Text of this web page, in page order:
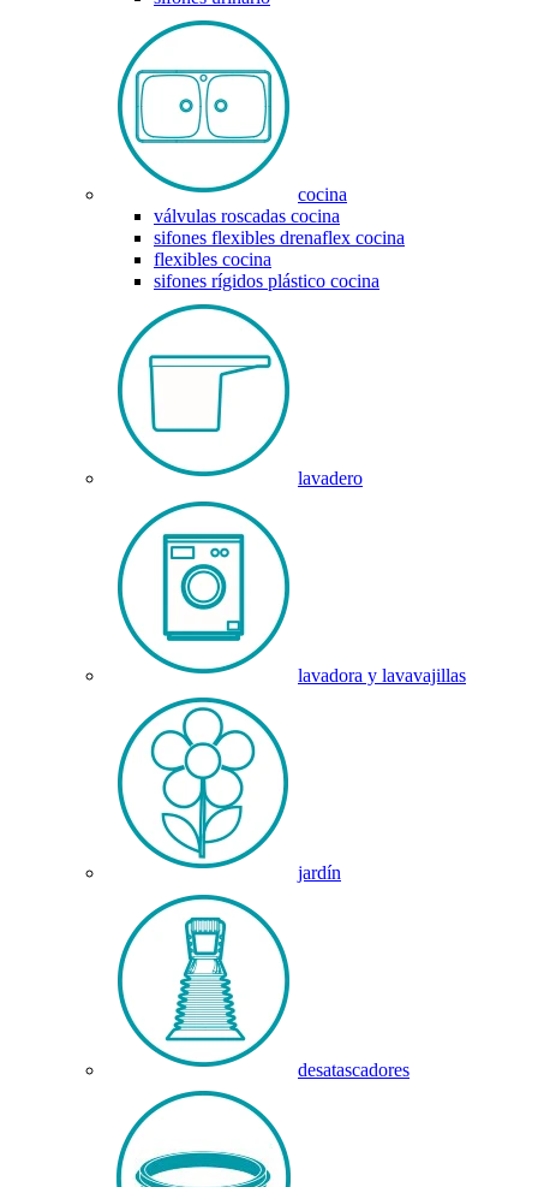
cocina
válvulas roscadas cocina
sifones flexibles drenaflex cocina
flexibles cocina
sifones rígidos plástico cocina
lavadero
lavadora y lavavajillas
jardín
desatascadores